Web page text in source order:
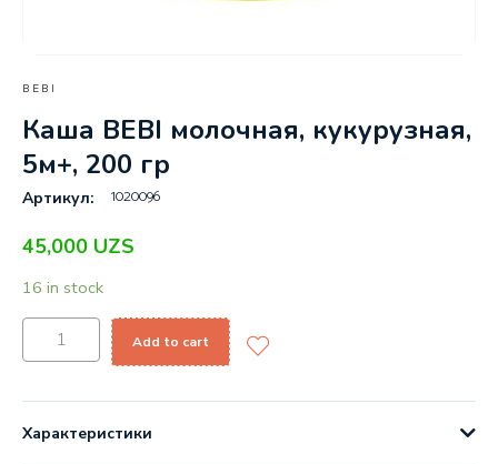
BEBI
Каша BEBI молочная, кукурузная,
5м+, 200 гр
Артикул: 1020096
45,000 UZS
16 in stock
Add to cart
Характеристики